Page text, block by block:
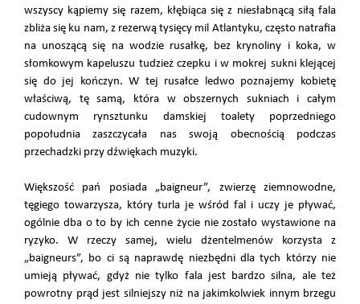
wszyscy kąpiemy się razem, kłębiąca się z niesłabnącą siłą fala
zbliża się ku nam, z rezerwą tysięcy mil Atlantyku, często natrafia
na unoszącą się na wodzie rusałkę, bez krynoliny i koka, w
słomkowym kapeluszu tudzież czepku i w mokrej sukni klejącej
się do jej kończyn. W tej rusałce ledwo poznajemy kobietę
właściwą, tę samą, która w obszernych sukniach i całym
cudownym rynsztunku damskiej toalety poprzedniego
popołudnia zaszczycała nas swoją obecnością podczas
przechadzki przy dźwiękach muzyki.
Większość pań posiada „baigneur”, zwierzę ziemnowodne,
tęgiego towarzysza, który turla je wśród fal i uczy je pływać,
ogólnie dba o to by ich cenne życie nie zostało wystawione na
ryzyko. W rzeczy samej, wielu dżentelmenów korzysta z
„baigneurs”, bo ci są naprawdę niezbędni dla tych którzy nie
umieją pływać, gdyż nie tylko fala jest bardzo silna, ale też
powrotny prąd jest silniejszy niż na jakimkolwiek innym brzegu